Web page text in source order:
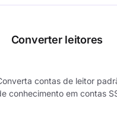
Converter leitores
contas de leitor
conhecimento em contas